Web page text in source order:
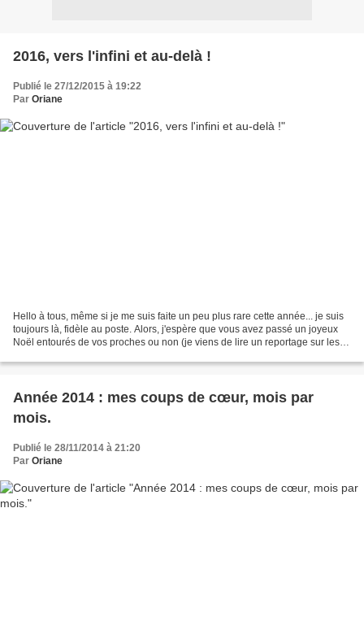
2016, vers l'infini et au-delà !
Publié le 27/12/2015 à 19:22
Par Oriane
Hello à tous, même si je me suis faite un peu plus rare cette année... je suis
toujours là, fidèle au poste. Alors, j'espère que vous avez passé un joyeux
Noël entourés de vos proches ou non (je viens de lire un reportage sur les
Année 2014 : mes coups de cœur, mois par
mois.
Publié le 28/11/2014 à 21:20
Par Oriane